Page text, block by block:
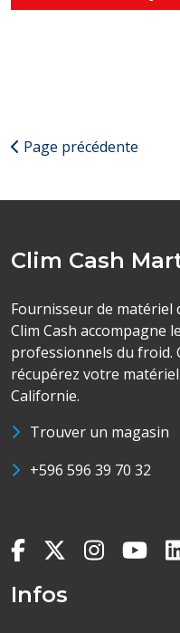
Page précédente
Clim Cash
Fournisseur de
Clim Cash accompagne
professionnels du froid.
récupérez votre
Californie.
Trouver un magasin
+596 596 39 70 32
Infos